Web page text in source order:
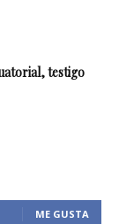
testigo
ME GUSTA